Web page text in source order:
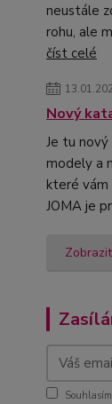
neustále
rohu, ale
číst celé
Nový
Je tu nový
modely a
které vám
JOMA je